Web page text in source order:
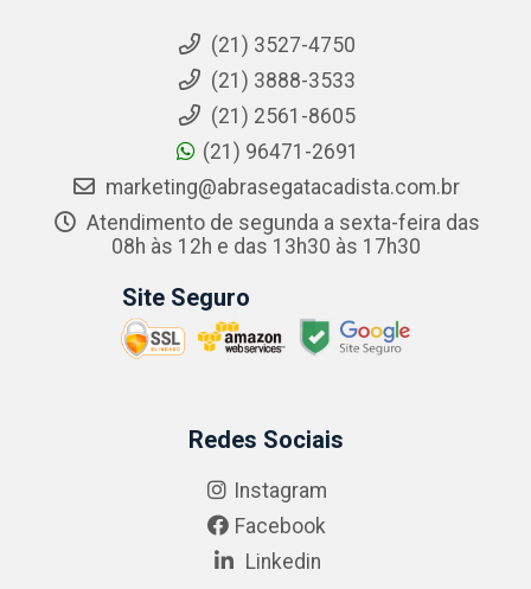
(21) 3527-4750
(21) 3888-3533
(21) 2561-8605
(21) 96471-2691
marketing@abrasegatacadista.com.br
Atendimento de segunda a sexta-feira das
08h às 12h e das 13h30 às 17h30
Site Seguro
Redes Sociais
Instagram
Facebook
Linkedin